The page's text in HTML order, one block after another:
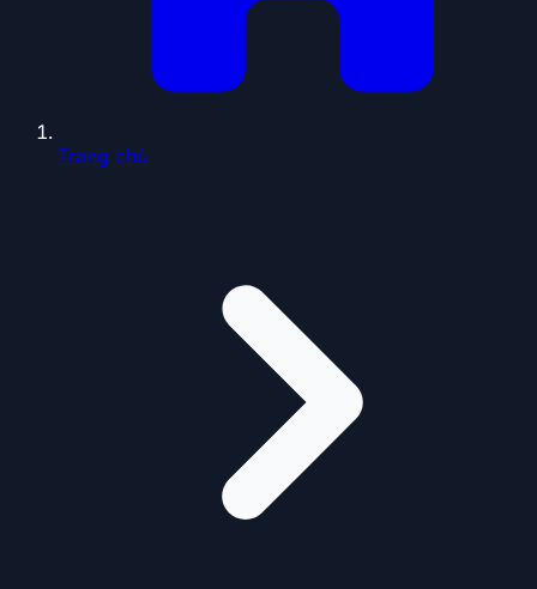
Trang chủ